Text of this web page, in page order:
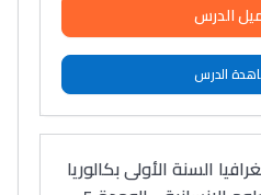
الدرس
الدرس
السنة الأولى بكالوريا